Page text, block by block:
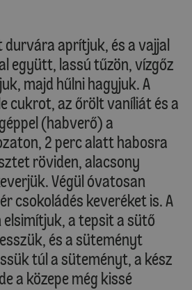
durvára aprítjuk, és a vajjal
együtt, lassú tűzön, vízgőz
majd hűlni hagyjuk. A
cukrot, az őrölt vaníliát és a
(habverő) a
2 perc alatt habosra
röviden, alacsony
Végül óvatosan
csokoládés keveréket is. A
a tepsit a sütő
és a süteményt
túl a süteményt, a kész
a közepe még kissé